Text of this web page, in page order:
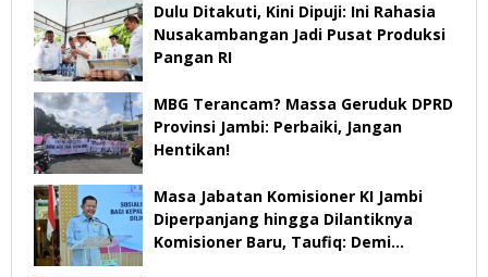
Dulu Ditakuti, Kini Dipuji: Ini Rahasia
Nusakambangan Jadi Pusat Produksi
Pangan RI
MBG Terancam? Massa Geruduk DPRD
Provinsi Jambi: Perbaiki, Jangan
Hentikan!
Masa Jabatan Komisioner KI Jambi
Diperpanjang hingga Dilantiknya
Komisioner Baru, Taufiq: Demi